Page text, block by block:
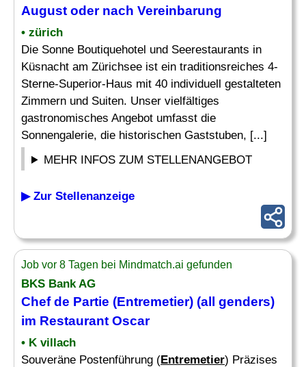
August oder nach Vereinbarung
• zürich
Die Sonne Boutiquehotel und Seerestaurants in
Küsnacht am Zürichsee ist ein traditionsreiches 4-
Sterne-Superior-Haus mit 40 individuell gestalteten
Zimmern und Suiten. Unser vielfältiges
gastronomisches Angebot umfasst die
Sonnengalerie, die historischen Gaststuben, [...]
MEHR INFOS ZUM STELLENANGEBOT
▶ Zur Stellenanzeige
Job vor 8 Tagen bei Mindmatch.ai gefunden
BKS Bank AG
Chefde Partie (Entremetier) (all genders)
im Restaurant Oscar
• K villach
Souveräne Postenführung (Entremetier) Präzises